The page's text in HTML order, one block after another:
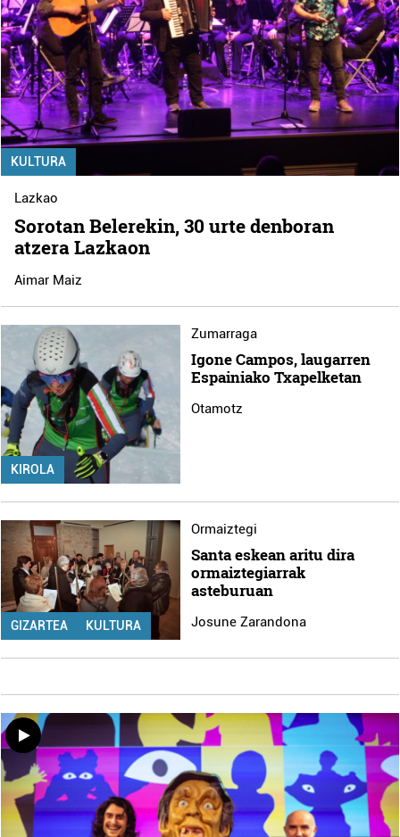
KULTURA
Lazkao
Sorotan Belerekin, 30 urte denboran
atzera Lazkaon
Aimar Maiz
KIROLA
Zumarraga
Igone Campos, laugarren
Espainiako Txapelketan
Otamotz
GIZARTEA KULTURA
Ormaiztegi
Santa eskean aritu dira
ormaiztegiarrak
asteburuan
Josune Zarandona